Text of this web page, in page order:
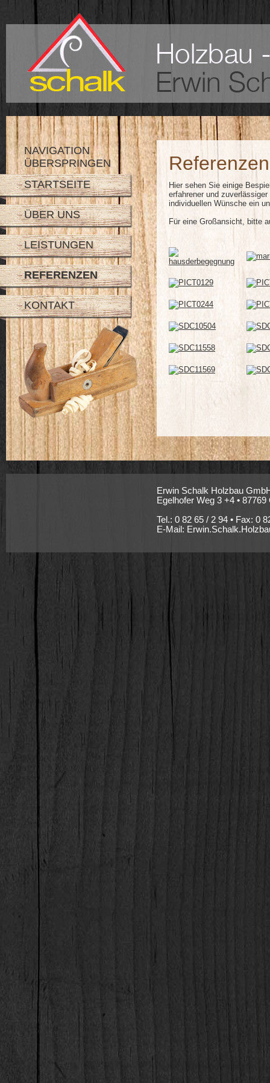
NAVIGATION
ÜBERSPRINGEN
STARTSEITE
ÜBER UNS
LEISTUNGEN
REFERENZEN
KONTAKT
Hier sehen Sie einige
erfahrener und
individuellen Wünsche ein
Für eine Großansicht, bitte
Erwin Schalk Holzbau
Egelhofer Weg 3 +4 • 87769
Tel.: 0 82 65 / 2 94 • Fax: 0
E-Mail: